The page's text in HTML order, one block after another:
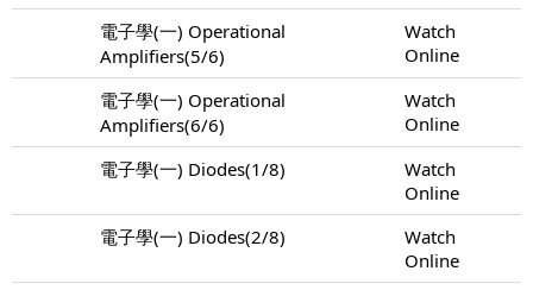
電子學(一) Operational
Amplifiers(5/6)
Watch
Online
電子學(一) Operational
Amplifiers(6/6)
Watch
Online
電子學(一) Diodes(1/8)
Watch
Online
電子學(一) Diodes(2/8)
Watch
Online